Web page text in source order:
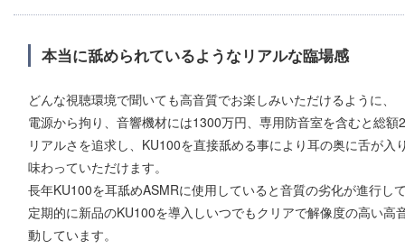
本当に舐められているようなリアルな臨場感
どんな視聴環境で聞いても高音質でお楽しみいただけるように、
電源から拘り、音響機材には1300万円、専用防音室を含むと総
リアルさを追求し、KU100を直接舐める事により耳の奥に舌が
味わっていただけます。
長年KU100を耳舐めASMRに使用していると音質の劣化が進行し
定期的に新品のKU100を導入しいつでもクリアで解像度の高い
動しています。